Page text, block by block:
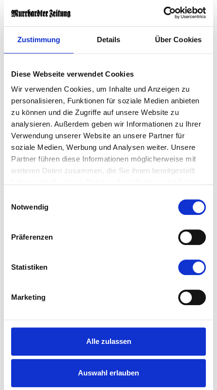
Zustimmung Details Über Cookies
Diese Webseite verwendet Cookies
Wir verwenden Cookies, um Inhalte und Anzeigen zu
personalisieren, Funktionen für soziale Medien anbieten
zu können und die Zugriffe auf unsere Website zu
analysieren. Außerdem geben wir Informationen zu Ihrer
Verwendung unserer Website an unsere Partner für
soziale Medien, Werbung und Analysen weiter. Unsere
Partner führen diese Informationen möglicherweise mit
weiteren Daten zusammen, die Sie ihnen bereitgestellt
Notwendig
Präferenzen
Statistiken
Marketing
Alle zulassen
Auswahl erlauben
Probeabonnement Online Plus
Online Plus-Abonnement
Sie haben bereits ein Print- oder E-
Paperabo?
Kostenloser Zugang zu muz+
Sie sind Abonnent? Hier einloggen